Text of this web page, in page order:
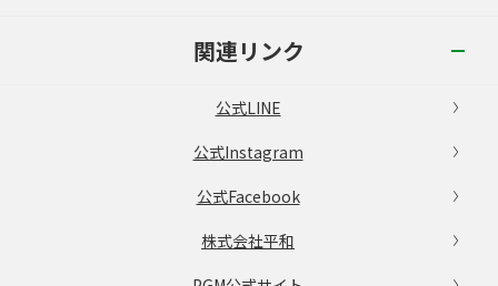
関連リンク
公式LINE
公式Instagram
公式Facebook
株式会社平和